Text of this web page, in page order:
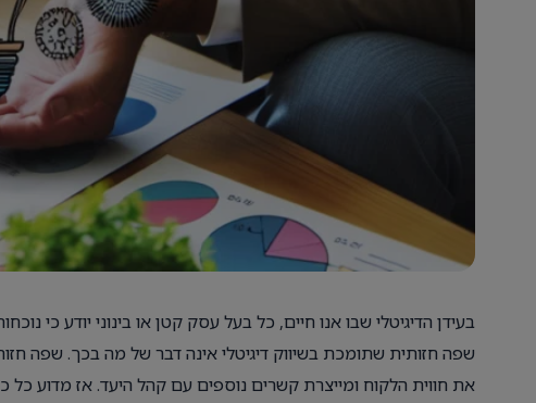
בעידן הדיגיטלי שבו אנו חיים, כל בעל עסק קטן או בינוני יודע כי
שפה חזותית שתומכת בשיווק דיגיטלי אינה דבר של מה בכך. שפה
את חווית הלקוח ומייצרת קשרים נוספים עם קהל היעד. אז מדוע